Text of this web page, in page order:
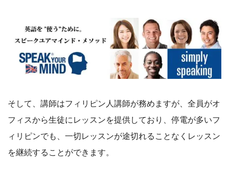
そして、講師はフィリピン人講師が務めますが、全員がオ
フィスから生徒にレッスンを提供しており、停電が多いフ
ィリピンでも、一切レッスンが途切れることなくレッスン
を継続することができます。